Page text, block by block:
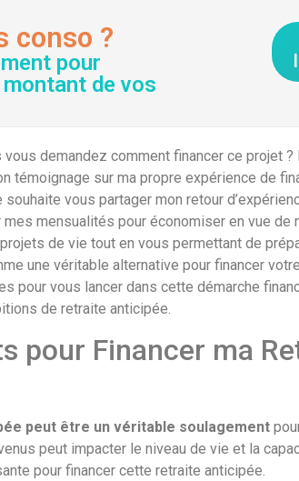
conso ?
pour
de vos
demandez comment financer ce projet
témoignage sur ma propre expérience de
vous partager mon retour
mensualités pour économiser en vue
de vie tout en vous permettant de
une véritable alternative pour financer
vous lancer dans cette démarche
de retraite anticipée.
pour Financer ma
peut être un véritable soulagement
peut impacter le niveau de vie et la
pour financer cette retraite anticipée.